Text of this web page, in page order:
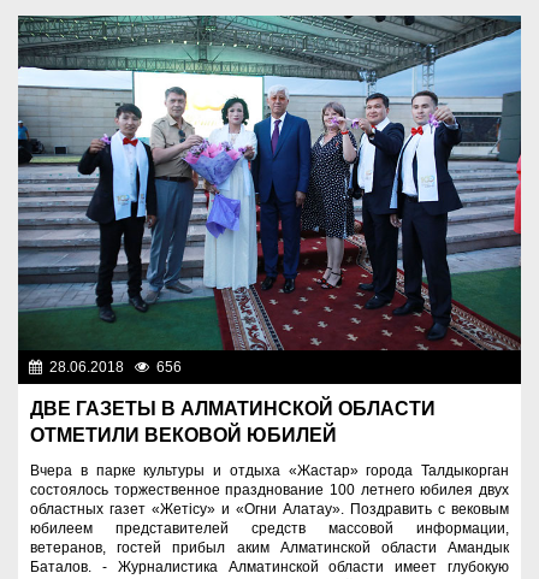
28.06.2018 656
ДВЕ ГАЗЕТЫ В АЛМАТИНСКОЙ ОБЛАСТИ
ОТМЕТИЛИ ВЕКОВОЙ ЮБИЛЕЙ
Вчера в парке культуры и отдыха «Жастар» города Талдыкорган
состоялось торжественное празднование 100 летнего юбилея двух
областных газет «Жетісу» и «Огни Алатау». Поздравить с вековым
юбилеем представителей средств массовой информации,
ветеранов, гостей прибыл аким Алматинской области Амандык
Баталов. - Журналистика Алматинской области имеет глубокую